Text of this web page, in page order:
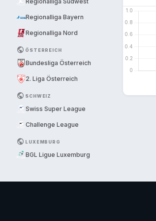
Regionalliga Bayern
Regionalliga Nord
PUBLIC ÖSTERREICH
Bundesliga Österreich
2. Liga Österreich
PUBLIC SCHWEIZ
Swiss Super League
Challenge League
PUBLIC LUXEMBURG
BGL Ligue Luxemburg